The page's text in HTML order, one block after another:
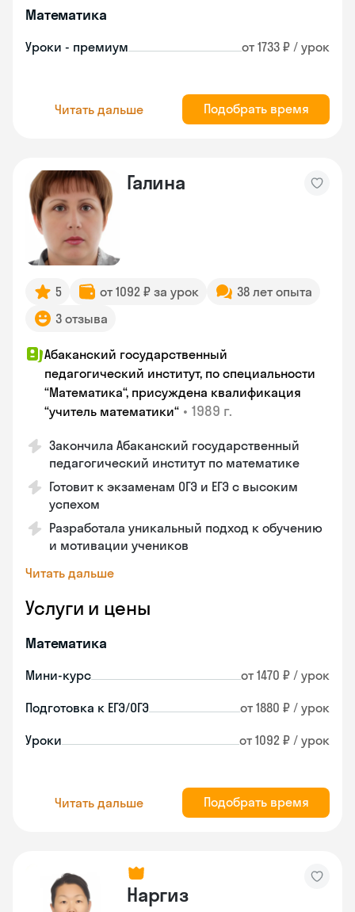
Математика
Уроки - премиум от 1733 ₽ / урок
Читать дальше Подобрать время
Галина
5 от 1092 ₽ за урок
38 лет опыта
3 отзыва
Абаканский государственный
педагогический институт, по специальности
“Математика“, присуждена квалификация
“учитель математики“ • 1989 г.
Закончила Абаканский государственный
педагогический институт по математике
Готовит к экзаменам ОГЭ и ЕГЭ с высоким
успехом
Разработала уникальный подход к обучению
и мотивации учеников
Читать дальше
Услуги и цены
Математика
Мини-курс от 1470 ₽ / урок
Подготовка к ЕГЭ/ОГЭ от 1880 ₽ / урок
Уроки от 1092 ₽ / урок
Читать дальше Подобрать время
Наргиз